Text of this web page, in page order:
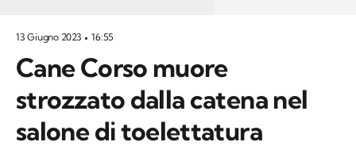
13 Giugno 2023 16:55
Cane Corso muore
strozzato dalla catena nel
salone di toelettatura